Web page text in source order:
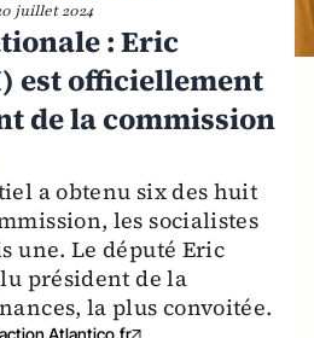
juillet 2024
: Eric
est officiellement
de la commission
a obtenu six des huit
les socialistes
une. Le député Eric
président de la
la plus convoitée.
Atlantico.fr